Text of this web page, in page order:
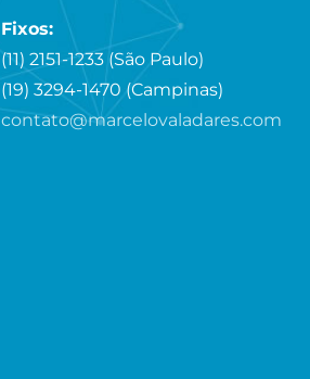
Fixos:
(11) 2151-1233 (São Paulo)
(19) 3294-1470 (Campinas)
contato@marcelovaladares.com